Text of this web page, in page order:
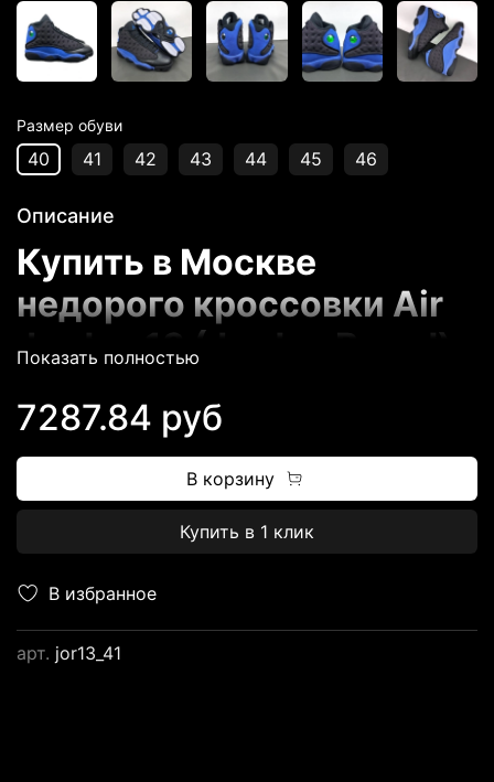
В избранное
арт. jor13_41
Размер обуви
40 41 42 43 44 45 46
Описание
Купить в Москве
недорого кроссовки Air
Jordan 13 (Jordan Brand)
Магазин FUTBASKET.RU
предлагает всем
потенциальным
Показать полностью
7287.84 руб
В корзину
Купить в 1 клик